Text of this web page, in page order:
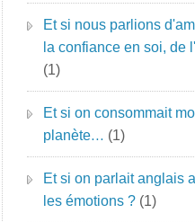
Et si nous parlions
la confiance en soi, de
(1)
Et si on consommait
planète… (1)
Et si on parlait anglais
les émotions ? (1)